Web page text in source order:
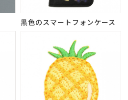
黒色のスマートフォンケース